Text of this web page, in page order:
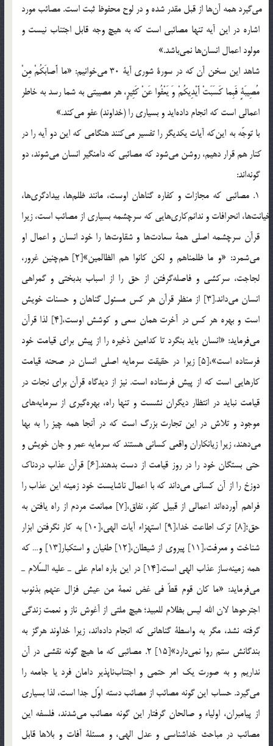
مي‎گيرد همه آن‌ها از قبل مقدر شده و در لوح محفوظ ثبت است. مصائب مورد
اشاره در اين آيه تنها مصائبي است كه به هيچ وجه قابل اجتناب نيست و
مولود اعمال انسان‎ها نمي‌باشد.»
شاهد اين سخن آن كه در سورة شوري آية 30 مي‎خوانيم: «ما أَصابَكُمْ مِنْ
مُصِيبَةٍ فَبِما كَسَبَتْ أَيْدِيكُمْ وَ يَعْفُوا عَنْ كَثِيرٍ، هر مصيبتي به شما رسد به خاطر
اعمالي است كه انجام داده‎ايد و بسياري را (خداوند) عفو مي‌كند.»
با توجّه به اين‌كه آيات يكديگر را تفسير مي‎كنند هنگامي كه اين دو آيه را در
كنار هم قرار دهيم، روشن مي‌شود كه مصائبي كه دامنگير انسان مي‎شوند، دو
گونه‎اند:
1. مصائبي كه مجازات و كفاره گناهان اوست، مانند ظلم‎ها، بيدادگري‎ها،
خيانت‎ها، انحرافات و ندانم‎كاري‎هايي كه سرچشمه بسياري از مصائب است، زيرا
قرآن سرچشمه اصلي همة سعادت‎ها و شقاوت‎ها را خود انسان و اعمال او
مي‎شمرد: «و ما ظلمناهم و لكن كانوا هم الظالمين»[2] هم‎چنين غرور،
لجاجت، سركشي و فاصله‎گرفتن از حق را از اسباب بدبختي و گمراهي
انسان مي‎داند.[3] از منظر قرآن هر كس مسئول گناهان و حسنات خويش
است و بهره هر كس در آخرت همان سعي و كوشش اوست،[4] لذا قرآن
مي‎فرمايد: «انسان بايد بنگرد تا كدامين ذخيره را از پيش براي قيامت خود
فرستاده است»،[5] زيرا در حقيقت سرمايه اصلي انسان در صحنه قيامت
كارهايي است كه از پيش فرستاده است. نيز از ديدگاه قرآن براي نجات در
قيامت نبايد در انتظار ديگران نشست و تنها راه، بهره‎گيري از سرمايه‎هاي
موجود و تلاش در اين تجارت بزرگ است كه در آنجا همه چيز را به بها
مي‎دهند، زيرا زيانكاران واقعي كساني هستند كه سرمايه عمر و جان خويش و
حتي بستگان خود را در روز قيامت از دست بدهند.[6] قرآن عذاب دردناك
دوزخ را از آن كساني مي‎داند كه با اعمال ناشايست خود زمينه اين عذاب را
فراهم آورده‎اند اعمالي از قبيل كفر، نفاق،[7] ممانعت مردم از راه يافتن به
حق؛[8] ترك اطاعت خدا،[9] استهزاء آيات الهي،[10] به كار نگرفتن ابزار
شناخت و معرفت،[11] پيروي از شيطان،[12] طغيان و استكبار[13] و… كه
همه زمينه‎ساز عذاب الهي است.[14] در اين باره امام علي ـ عليه السّلام ـ
مي‎فرمايد: «ما كان قوم قطّ في غض نعمة من عيش فزال عنهم بذنوب
اجترحوها لان الله ليس بظلام للعبيد؛ هيچ ملتي از آغوش ناز و نعمت زندگي
گرفته نشد، مگر به واسطة گناهاني كه انجام داده‎اند، زيرا خداوند هرگز به
بندگانش ستم روا نمي‎دارد»[15] 2. مصائبي كه ما هيچ گونه نقشي در آن
نداريم و به صورت يك امر حتمي و اجتناب‎ناپذير دامان فرد يا جامعه را
مي‎گيرد. حساب اين گونه مصائب از مصائب دسته اوّل جدا است، لذا بسياري
از پيامبران، اولياء و صالحان گرفتار اين گونه مصائب مي‎شدند، فلسفه اين
مصائب در مباحث خداشناسي و عدل الهي، و مسئلة آفات و بلاها قابل